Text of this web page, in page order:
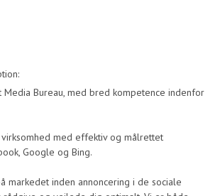
Media Bureau, med bred kompetence indenfor
med effektiv og målrettet
Google og Bing.
markedet inden annoncering i de sociale